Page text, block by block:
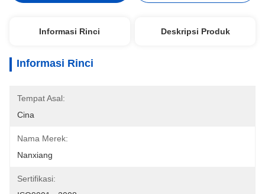
Informasi Rinci Deskripsi Produk
Informasi Rinci
Tempat Asal:
Cina
Nama Merek:
Nanxiang
Sertifikasi: